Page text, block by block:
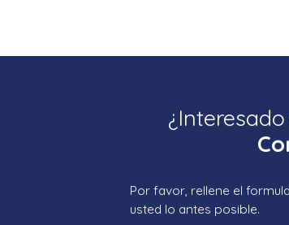
Por favor, rellene el
usted lo antes posible.